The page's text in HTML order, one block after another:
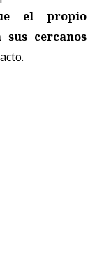
el propio
cercanos